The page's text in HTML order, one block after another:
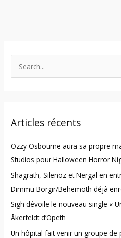
c
f
o
r
:
Articles récents
Ozzy Osbourne aura sa propre
Studios pour Halloween Horror
Shagrath, Silenoz et Nergal en
Dimmu Borgir/Behemoth déjà
Sigh dévoile le nouveau single «
Åkerfeldt d’Opeth
Un hôpital fait venir un groupe